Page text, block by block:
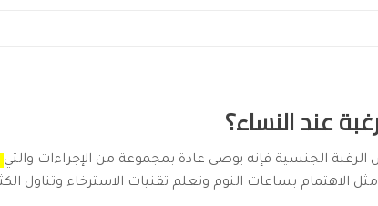
عند النساء؟
الرغبة الجنسية فإنه يوصى عادة بمجموعة من الإجراءات والتي
الاهتمام بساعات النوم وتعلم تقنيات الاسترخاء وتناول